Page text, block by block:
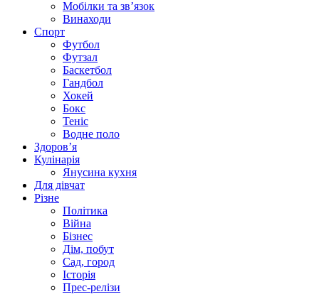
Мобілки та зв’язок
Винаходи
Спорт
Футбол
Футзал
Баскетбол
Гандбол
Хокей
Бокс
Теніс
Водне поло
Здоров’я
Кулінарія
Янусина кухня
Для дівчат
Різне
Політика
Війна
Бізнес
Дім, побут
Сад, город
Історія
Прес-релізи